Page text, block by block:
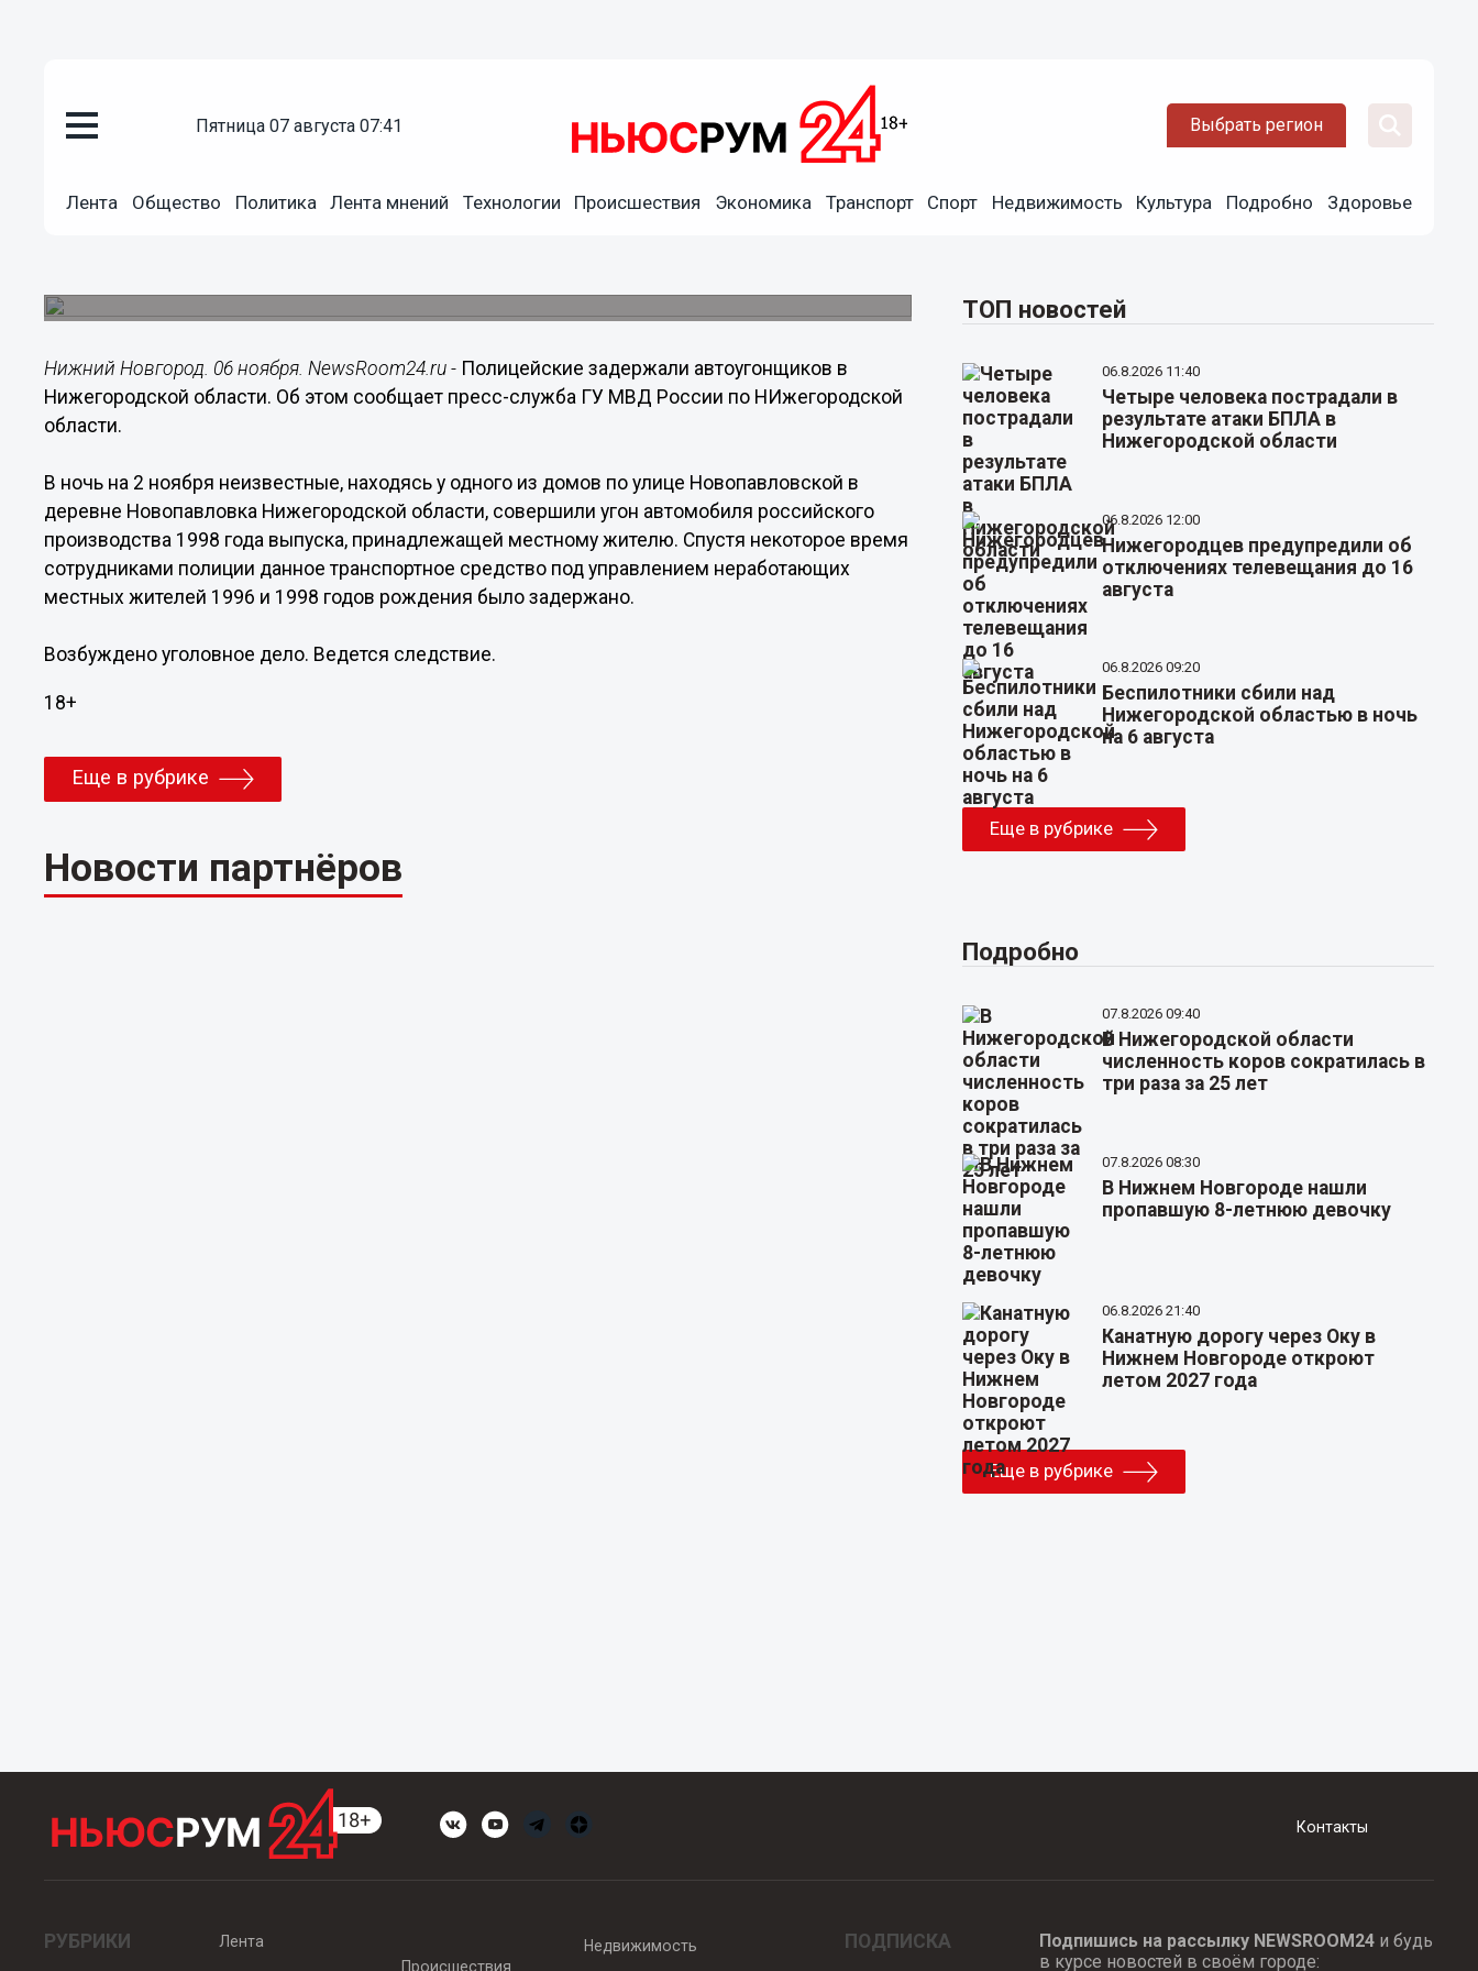
пятница 07 августа 07:41 Выбрать регион
Лента Общество Политика Лента мнений Технологии Происшествия Экономика Транспорт Спорт Недвижимость Культура Подробно Здоровье
Полицейские задержали автоугонщиков в Нижегородской
Нижний Новгород. 06 ноября. NewsRoom24.ru - Полицейские задержали автоугонщиков в
Нижегородской области. Об этом сообщает пресс-служба ГУ МВД России по НИжегородской
области.
В ночь на 2 ноября неизвестные, находясь у одного из домов по улице Новопавловской в
деревне Новопавловка Нижегородской области, совершили угон автомобиля российского
производства 1998 года выпуска, принадлежащей местному жителю. Спустя некоторое время
сотрудниками полиции данное транспортное средство под управлением неработающих
местных жителей 1996 и 1998 годов рождения было задержано.
Возбуждено уголовное дело. Ведется следствие.
18+
Еще в рубрике
Новости партнёров
ТОП новостей
06.8.2026 11:40
Четыре человека пострадали в
результате атаки БПЛА в
Нижегородской области
06.8.2026 12:00
Нижегородцев предупредили об
отключениях телевещания до 16
августа
06.8.2026 09:20
Беспилотники сбили над
Нижегородской областью в ночь
на 6 августа
Еще в рубрике
Подробно
07.8.2026 09:40
В Нижегородской области
численность коров сократилась в
три раза за 25 лет
07.8.2026 08:30
В Нижнем Новгороде нашли
пропавшую 8-летнюю девочку
06.8.2026 21:40
Канатную дорогу через Оку в
Нижнем Новгороде откроют
летом 2027 года
Еще в рубрике
Контакты
РУБРИКИ
Лента
Происшествия
Недвижимость ПОДПИСКА Подпишись на рассылку NEWSROOM24и будь
в курсе новостей в своём городе: